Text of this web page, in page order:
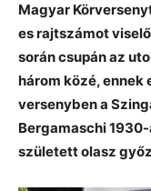
Magyar
es rajtszámot
során csupán az
három közé, ennek
versenyben a
Bergamaschi
született olasz